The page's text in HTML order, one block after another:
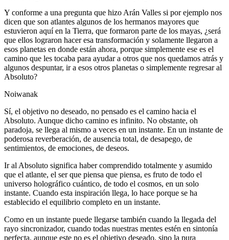
Y conforme a una pregunta que hizo Arán Valles si por ejemplo nos
dicen que son atlantes algunos de los hermanos mayores que
estuvieron aquí en la Tierra, que formaron parte de los mayas, ¿será
que ellos lograron hacer esa transformación y solamente llegaron a
esos planetas en donde están ahora, porque simplemente ese es el
camino que les tocaba para ayudar a otros que nos quedamos atrás y
algunos despuntar, ir a esos otros planetas o simplemente regresar al
Absoluto?
Noiwanak
Sí, el objetivo no deseado, no pensado es el camino hacia el
Absoluto. Aunque dicho camino es infinito. No obstante, oh
paradoja, se llega al mismo a veces en un instante. En un instante de
poderosa reverberación, de ausencia total, de desapego, de
sentimientos, de emociones, de deseos.
Ir al Absoluto significa haber comprendido totalmente y asumido
que el atlante, el ser que piensa que piensa, es fruto de todo el
universo holográfico cuántico, de todo el cosmos, en un solo
instante. Cuando esta inspiración llega, lo hace porque se ha
establecido el equilibrio completo en un instante.
Como en un instante puede llegarse también cuando la llegada del
rayo sincronizador, cuando todas nuestras mentes estén en sintonía
perfecta, aunque este no es el objetivo deseado, sino la pura